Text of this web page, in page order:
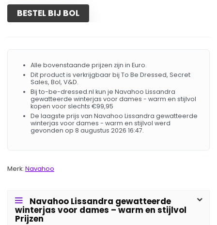
BESTEL BIJ BOL
Alle bovenstaande prijzen zijn in Euro.
Dit product is verkrijgbaar bij To Be Dressed, Secret
Sales, Bol, V&D.
Bij to-be-dressed.nl kun je Navahoo Lissandra
gewatteerde winterjas voor dames - warm en stijlvol
kopen voor slechts €99,95
De laagste prijs van Navahoo Lissandra gewatteerde
winterjas voor dames - warm en stijlvol werd
gevonden op 8 augustus 2026 16:47.
Merk: Navahoo
Navahoo Lissandra gewatteerde
winterjas voor dames – warm en stijlvol
Prijzen